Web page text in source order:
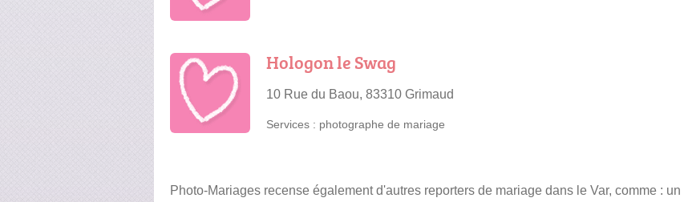
Hologon le Swag
10 Rue du Baou, 83310 Grimaud
Services : photographe de mariage
Photo-Mariages recense également d'autres reporters de mariage dans le Var, comme : un